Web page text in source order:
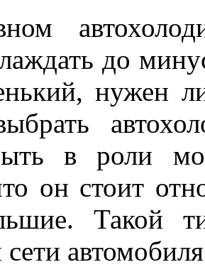
до
нужен
в роли
он стоит
Такой
сети